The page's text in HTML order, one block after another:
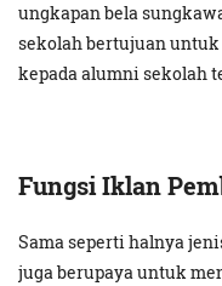
ungkapan bela
sekolah bertujuan
kepada alumni sekolah
Fungsi Iklan
Sama seperti halnya
juga berupaya untuk